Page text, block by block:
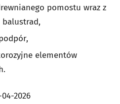
pomostu wraz z
balustrad,
elementów
2026